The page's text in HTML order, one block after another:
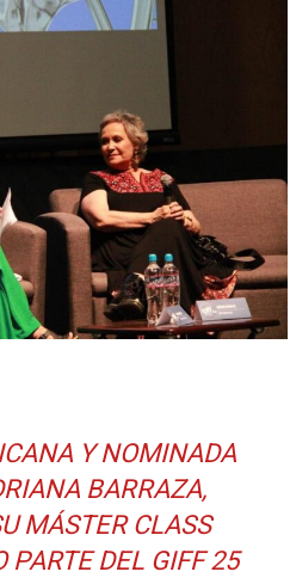
Y NOMINADA
BARRAZA,
MÁSTER CLASS
PARTE DEL GIFF 25